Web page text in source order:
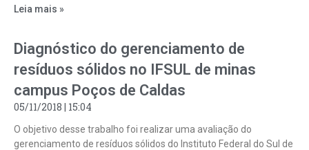
Leia mais »
Diagnóstico do gerenciamento de
resíduos sólidos no IFSUL de minas
campus Poços de Caldas
05/11/2018 15:04
O objetivo desse trabalho foi realizar uma avaliação do
gerenciamento de resíduos sólidos do Instituto Federal do Sul de